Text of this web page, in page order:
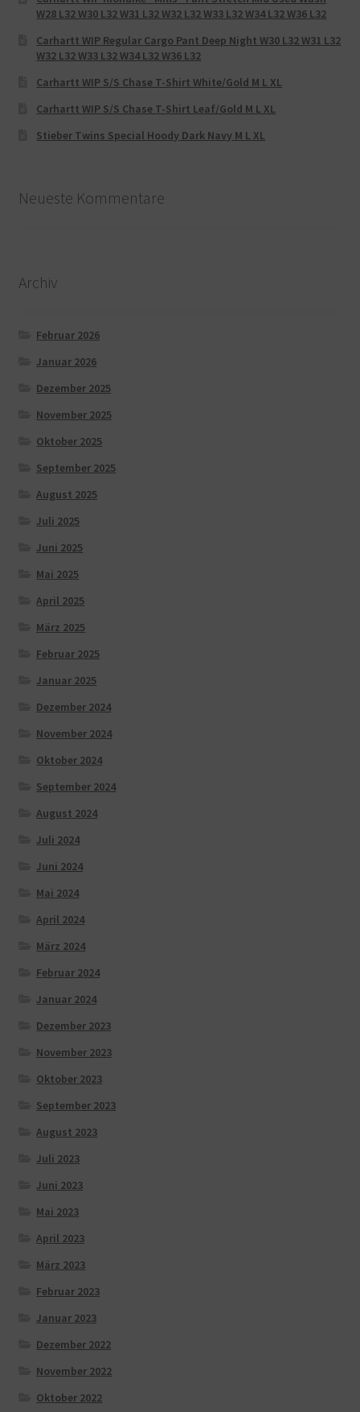
W28 L32 W30 L32 W31 L32 W32 L32 W33 L32 W34 L32 W36 L32
Carhartt WIP Regular Cargo Pant Deep Night W30 L32 W31 L32
W32 L32 W33 L32 W34 L32 W36 L32
Carhartt WIP S/S Chase T-Shirt White/Gold M L XL
Carhartt WIP S/S Chase T-Shirt Leaf/Gold M L XL
Stieber Twins Special Hoody Dark Navy M L XL
Neueste Kommentare
Archiv
Februar 2026
Januar 2026
Dezember 2025
November 2025
Oktober 2025
September 2025
August 2025
Juli 2025
Juni 2025
Mai 2025
April 2025
März 2025
Februar 2025
Januar 2025
Dezember 2024
November 2024
Oktober 2024
September 2024
August 2024
Juli 2024
Juni 2024
Mai 2024
April 2024
März 2024
Februar 2024
Januar 2024
Dezember 2023
November 2023
Oktober 2023
September 2023
August 2023
Juli 2023
Juni 2023
Mai 2023
April 2023
März 2023
Februar 2023
Januar 2023
Dezember 2022
November 2022
Oktober 2022